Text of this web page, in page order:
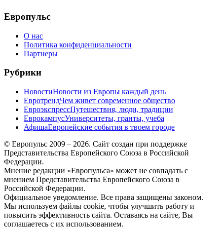
Европульс
О нас
Политика конфиденциальности
Партнеры
Рубрики
НовостиНовости из Европы каждый день
ЕвротрендЧем живет современное общество
ЕвроэкспрессПутешествия, люди, традиции
ЕврокампусУниверситеты, гранты, учеба
АфишаЕвропейские события в твоем городе
© Европульс 2009 – 2026. Сайт создан при поддержке
Представительства Европейского Союза в Российской
Федерации.
Мнение редакции «Европульса» может не совпадать с
мнением Представительства Европейского Союза в
Российской Федерации.
Официальное уведомление. Все права защищены законом.
Мы используем файлы cookie, чтобы улучшить работу и
повысить эффективность сайта. Оставаясь на сайте, Вы
соглашаетесь с их использованием.